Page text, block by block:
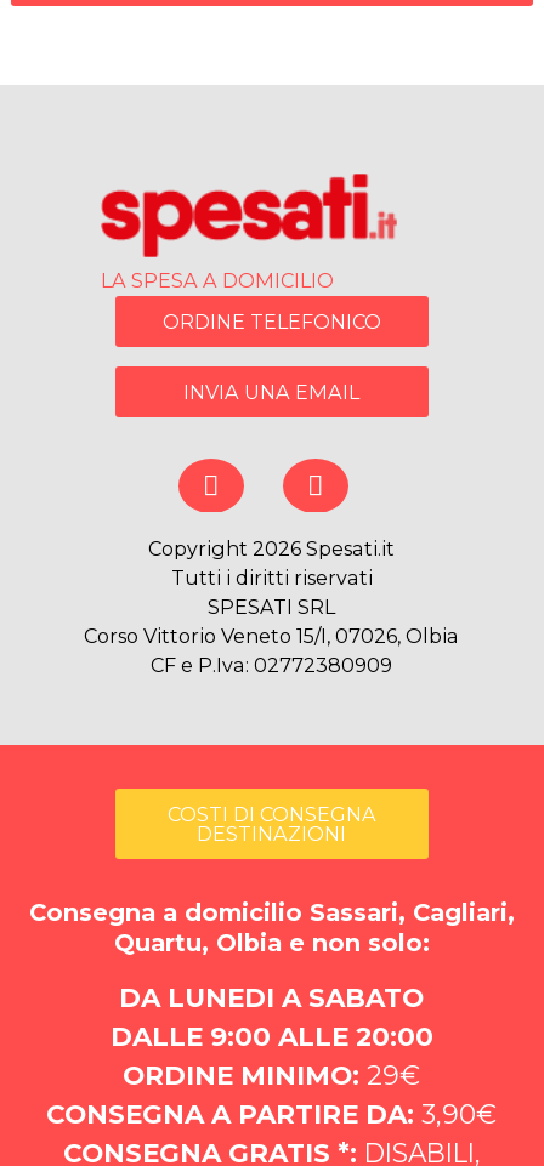
LA SPESA A DOMICILIO
ORDINE TELEFONICO
INVIA UNA EMAIL
Copyright 2026 Spesati.it
Tutti i diritti riservati
SPESATI SRL
Corso Vittorio Veneto 15/I, 07026, Olbia
CF e P.Iva: 02772380909
COSTI DI CONSEGNA
DESTINAZIONI
Consegna a domicilio Sassari, Cagliari,
Quartu, Olbia e non solo:
DA LUNEDI A SABATO
DALLE 9:00 ALLE 20:00
ORDINE MINIMO: 29€
CONSEGNA A PARTIRE DA: 3,90€
CONSEGNA GRATIS *: DISABILI,